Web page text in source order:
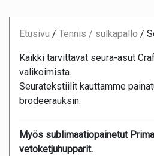
Etusivu / Tennis / sulkapallo /
Kaikki tarvittavat seura-asut
valikoimista.
Seuratekstiilit kauttamme
brodeerauksin.
Myös sublimaatiopainetut
vetoketjuhupparit.